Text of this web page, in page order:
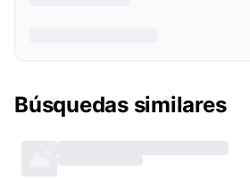
Búsquedas similares